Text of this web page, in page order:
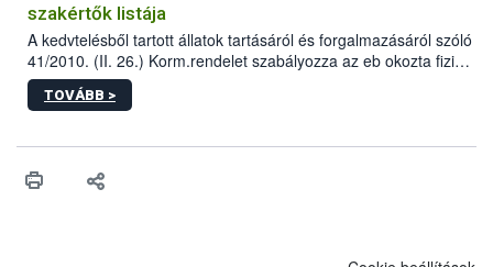
szakértők listája
A kedvtelésből tartott állatok tartásáról és forgalmazásáról szóló
41/2010. (II. 26.) Korm.rendelet szabályozza az eb okozta fizikai
sérülés, illetve ennek veszélye keletkezésekor felmerülő
hatósági feladatokat, valamint a veszélyes eb tartását és annak
vonni az ebek viselkedésének megítélésében jártas szakértőt.
TOVÁBB >